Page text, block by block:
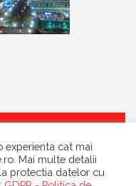
experienta cat mai
Mai multe detalii
protectia datelor cu